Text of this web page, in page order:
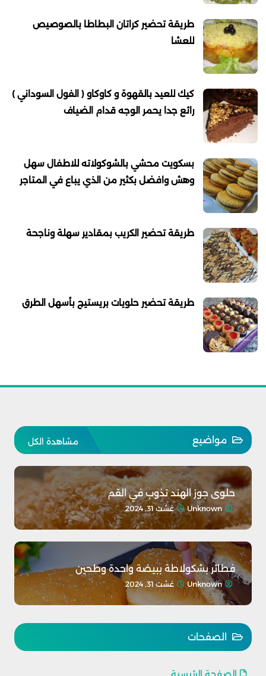
طريقة تحضير كراتان البطاطا بالصوصيص
للعشا
كيك للعيد بالقهوة و كاوكاو ( الفول السوداني )
رائع جدا يحمر الوجه قدام الضياف
بسكويت محشي بالشوكولاته للاطفال سهل
وهش وافضل بكثير من الذي يباع في المتاجر
طريقة تحضير الكريب بمقادير سهلة وناجحة
طريقة تحضير حلويات بريستيج بأسهل الطرق
مشاهدة الكل مواضيع
حلوى جوز الهند تذوب في القم
Unknown غشت 31, 2024
فطائر بشكولاطة ببيضة واحدة وطحين
Unknown غشت 31, 2024
الصفحات